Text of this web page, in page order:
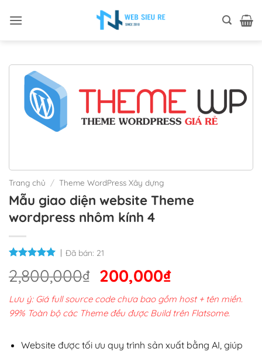
qua
Trang chủ / Theme WordPress Xây dựng
Mẫu giao diện website Theme
wordpress nhôm kính 4
Đã bán: 21
2,800,000₫ Giá
gốc
là:
2,800,000₫.
200,000₫Giá
hiện
tại
200,000₫.
Lưu ý: Giá full source code chưa bao gồm host + tên miền.
99% Toàn bộ các Theme đều được Build trên Flatsome.
Website được tối ưu quy trình sản xuất bằng AI, giúp